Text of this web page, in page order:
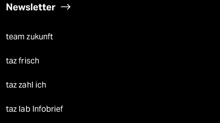
Newsletter
team zukunft
taz frisch
taz zahl ich
taz lab Infobrief